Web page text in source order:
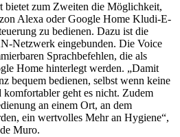
bietet zum Zweiten die Möglichkeit,
Alexa oder Google Home Kludi-E-
zu bedienen. Dazu ist die
Netzwerk eingebunden. Die Voice
Sprachbefehlen, die als
Home hinterlegt werden. „Damit
bequem bedienen, selbst wenn keine
geht es nicht. Zudem
an einem Ort, an dem
ein wertvolles Mehr an Hygiene“,
Muro.